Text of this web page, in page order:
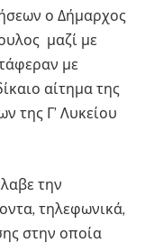
ο Δήμαρχος
μαζί με
με
αίτημα της
της Γ’ Λυκείου
την
τηλεφωνικά,
στην οποία